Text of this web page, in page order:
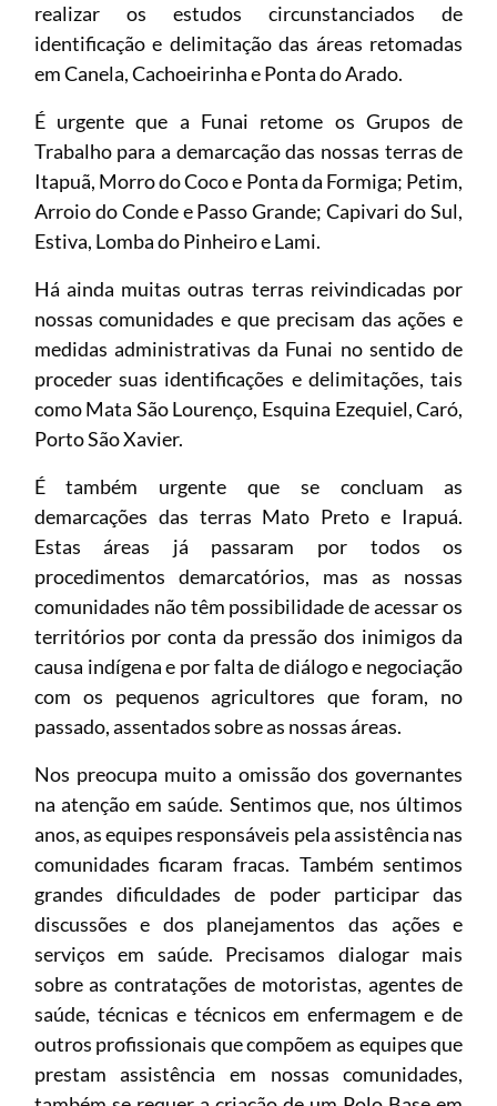
realizar os estudos circunstanciados de
identificação e delimitação das áreas retomadas
em Canela, Cachoeirinha e Ponta do Arado.
É urgente que a Funai retome os Grupos de
Trabalho para a demarcação das nossas terras de
Itapuã, Morro do Coco e Ponta da Formiga; Petim,
Arroio do Conde e Passo Grande; Capivari do Sul,
Estiva, Lomba do Pinheiro e Lami.
Há ainda muitas outras terras reivindicadas por
nossas comunidades e que precisam das ações e
medidas administrativas da Funai no sentido de
proceder suas identificações e delimitações, tais
como Mata São Lourenço, Esquina Ezequiel, Caró,
Porto São Xavier.
É também urgente que se concluam as
demarcações das terras Mato Preto e Irapuá.
Estas áreas já passaram por todos os
procedimentos demarcatórios, mas as nossas
comunidades não têm possibilidade de acessar os
territórios por conta da pressão dos inimigos da
causa indígena e por falta de diálogo e negociação
com os pequenos agricultores que foram, no
passado, assentados sobre as nossas áreas.
Nos preocupa muito a omissão dos governantes
na atenção em saúde. Sentimos que, nos últimos
anos, as equipes responsáveis pela assistência nas
comunidades ficaram fracas. Também sentimos
grandes dificuldades de poder participar das
discussões e dos planejamentos das ações e
serviços em saúde. Precisamos dialogar mais
sobre as contratações de motoristas, agentes de
saúde, técnicas e técnicos em enfermagem e de
outros profissionais que compõem as equipes que
prestam assistência em nossas comunidades,